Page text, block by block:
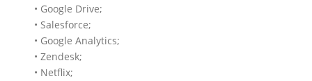
• Google Drive;
• Salesforce;
• Google Analytics;
• Zendesk;
• Netflix;